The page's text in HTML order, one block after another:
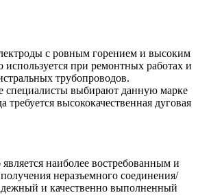
с ровным горением и высоким
используется при ремонтных работах и
трубопроводов.
специалисты выбирают данную марке
требуется высококачественная дуговая
наиболее востребованным и
неразъемного соединения/
и качественно выполненный